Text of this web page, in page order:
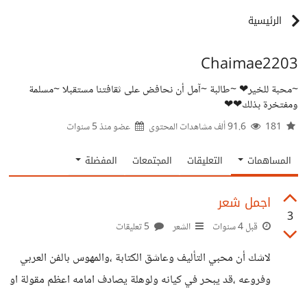
الرئيسية
Chaimae2203
~محبة للخير❤ ~طالبة ~آمل أن نحافض على ثقافتنا مستقبلا ~مسلمة
ومفتخرة بذلك❤❤
عضو منذ5 سنوات
المساهمات التعليقات المجتمعات المفضلة
3
اجمل شعر
قبل 4 سنوات الشعر
لاشك أن محبي التأليف وعاشق الكتابة ،والمهوس بالفن العربي
وفروعه ،قد يبحر في كيانه ولوهلة يصادف امامه اعظم مقولة او